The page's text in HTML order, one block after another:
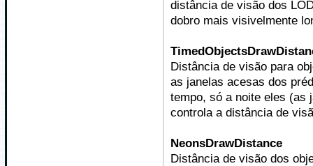
distância de visão dos
dobro mais visivelmente
Distância de visão para
as janelas acesas dos
tempo, só a noite eles (as
controla a distância de
NeonsDrawDistance
Distância de visão dos